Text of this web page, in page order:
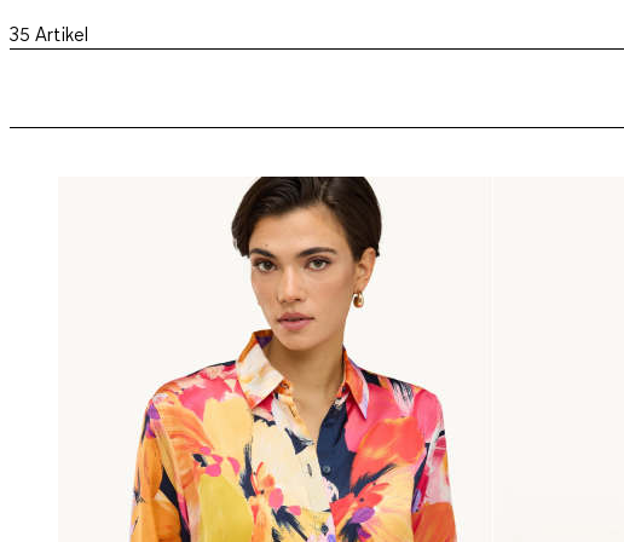
35 Artikel